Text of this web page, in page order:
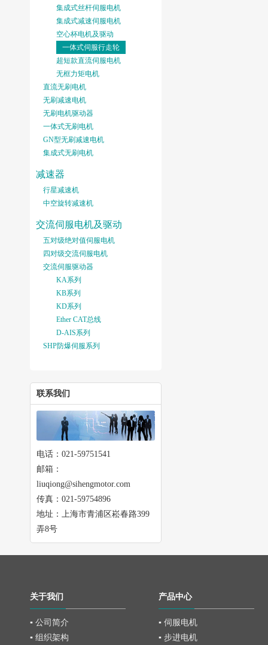
集成式丝杆伺服电机
集成式减速伺服电机
空心杯电机及驱动
一体式伺服行走轮
超短款直流伺服电机
无框力矩电机
直流无刷电机
无刷减速电机
无刷电机驱动器
一体式无刷电机
GN型无刷减速电机
集成式无刷电机
减速器
行星减速机
中空旋转减速机
交流伺服电机及驱动
五对级绝对值伺服电机
四对级交流伺服电机
交流伺服驱动器
KA系列
KB系列
KD系列
Ether CAT总线
D-AIS系列
SHP防爆伺服系列
联系我们
电话：021-59751541
邮箱：
liuqiong@sihengmotor.com
传真：021-59754896
地址：上海市青浦区崧春路399
弄8号
关于我们
▪ 公司简介
▪ 组织架构
产品中心
▪ 伺服电机
▪ 步进电机